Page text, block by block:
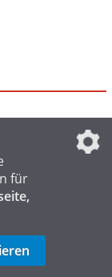
IMPRESSUM
für